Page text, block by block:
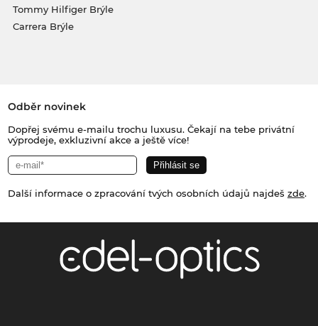
Tommy Hilfiger Brýle
Carrera Brýle
Odběr novinek
Dopřej svému e-mailu trochu luxusu. Čekají na tebe privátní
výprodeje, exkluzivní akce a ještě více!
Další informace o zpracování tvých osobních údajů najdeš zde.